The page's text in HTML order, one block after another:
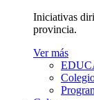
Iniciativas
provincia.
Ver más